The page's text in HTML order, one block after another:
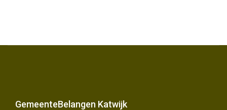
GemeenteBelangen Katwijk